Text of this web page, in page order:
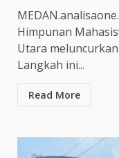
Himpunan
Utara
Langkah ini...
Read More